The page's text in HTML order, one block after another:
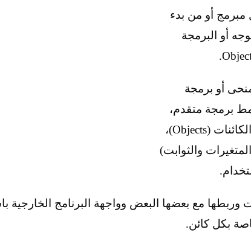
أو من بدء
أو البرمجة
أو برمجة
برمجة متقدم،
وفيه يقسم البرنامج إلى وحدات تسمى الكائنات (Objects)،
والثوابت)
وربطها مع بعضها البعض وواجهة البرنامج الخارجية
بكل كائن.